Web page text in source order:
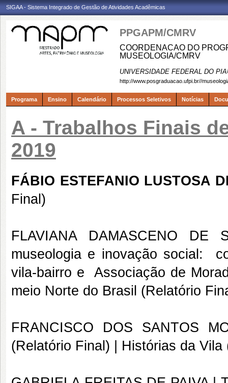
SIGAA - Sistema Integrado de Gestão de Atividades Acadêmicas
PPGAPM/CMRV
COORDENACAO DO
MUSEOLOGIA/CMRV
UNIVERSIDADE FEDERAL DO
http://www.posgraduacao.ufpi.br//
Programa Ensino Calendário Processos Seletivos Notícias
A - Trabalhos Finais
2019
FÁBIO ESTEFANIO LUSTOSA
Final)
FLAVIANA DAMASCENO
museologia e inovação social:
vila-bairro e Associação de
meio Norte do Brasil (Relatório
FRANCISCO DOS SANTOS
(Relatório Final) | Histórias da Vila